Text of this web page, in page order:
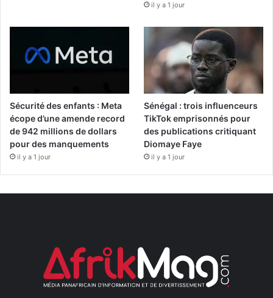
il y a 1 jour
Sécurité des enfants : Meta
écope d’une amende record
de 942 millions de dollars
pour des manquements
il y a 1 jour
Sénégal : trois influenceurs
TikTok emprisonnés pour
des publications critiquant
Diomaye Faye
il y a 1 jour